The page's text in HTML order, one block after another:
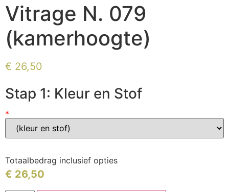
Vitrage N. 079
(kamerhoogte)
€ 26,50
Stap 1: Kleur en Stof
*
Totaalbedrag inclusief opties
€ 26,50